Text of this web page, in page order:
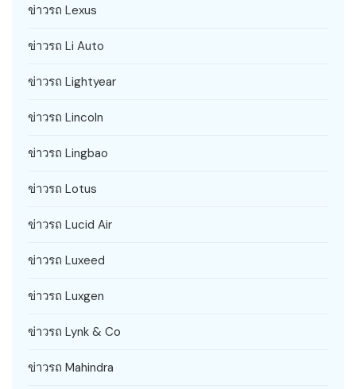
ข่าวรถ Lexus
ข่าวรถ Li Auto
ข่าวรถ Lightyear
ข่าวรถ Lincoln
ข่าวรถ Lingbao
ข่าวรถ Lotus
ข่าวรถ Lucid Air
ข่าวรถ Luxeed
ข่าวรถ Luxgen
ข่าวรถ Lynk & Co
ข่าวรถ Mahindra